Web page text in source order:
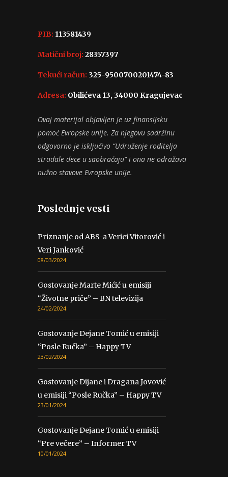
PIB: 113581439
Matični broj: 28357397
Tekući račun: 325-9500700201474-83
Adresa: Obilićeva 13, 34000 Kragujevac
Ovaj materijal objavljen je uz finansijsku
pomoć Evropske unije. Za njegovu sadržinu
odgovorno je isključivo “Udruženje roditelja
stradale dece u saobraćaju” i ona ne odražava
nužno stavove Evropske unije.
Poslednje vesti
Priznanje od ABS-a Verici Vitorović i
Veri Janković
08/03/2024
Gostovanje Marte Mićić u emisiji
“Životne priče” – BN televizija
24/02/2024
Gostovanje Dejane Tomić u emisiji
“Posle Ručka” – Happy TV
23/02/2024
Gostovanje Dijane i Dragana Jovović
u emisiji “Posle Ručka” – Happy TV
23/01/2024
Gostovanje Dejane Tomić u emisiji
“Pre večere” – Informer TV
10/01/2024